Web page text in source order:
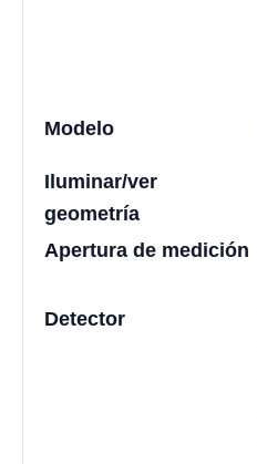
Modelo
Iluminar/ver
geometría
Apertura de medición
Detector